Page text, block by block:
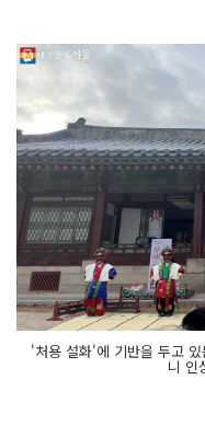
'처용 설화'에 기반을 두고
니 인